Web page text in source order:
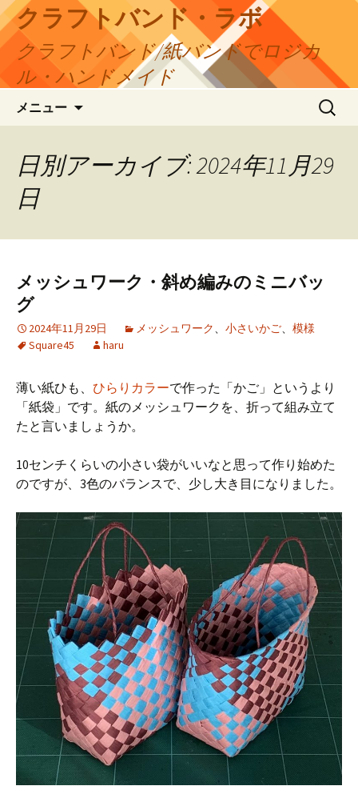
コ
ン
テ
ツ
ス
クラフトバンド・ラボ
クラフトバンド/紙バンドでロジカ
ル・ハンドメイド
メニュー
検
索:
日別アーカイブ: 2024年11月29
日
メッシュワーク・斜め編みのミニバッ
グ
2024年11月29日 メッシュワーク、 小さいかご、 模様
Square45
haru
薄い紙ひも、 ひらりカラーで作った「かご」というより
「紙袋」です。紙のメッシュワークを、折って組み立て
たと言いましょうか。
10センチくらいの小さい袋がいいなと思って作り始めた
のですが、3色のバランスで、少し大き目になりました。